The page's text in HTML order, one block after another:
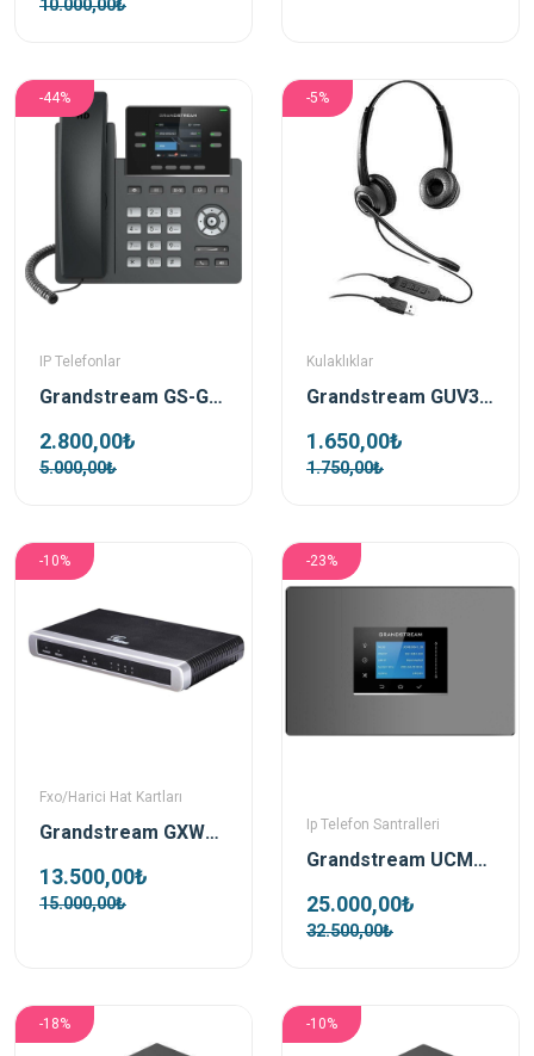
10.000,00₺
-44%
IP Telefonlar
Grandstream GS-GRP2612P Poe Destekli Ip Telefon
2.800,00₺
5.000,00₺
-5%
Kulaklıklar
Grandstream GUV3000 Çift taraflı HD USB Kulaklık
1.650,00₺
1.750,00₺
-10%
Fxo/Harici Hat Kartları
Grandstream GXW4104 4 Port Fxo Harici Hat Gateway
13.500,00₺
15.000,00₺
-23%
Ip Telefon Santralleri
Grandstream UCM6300A Ip Telefon Santrali
25.000,00₺
32.500,00₺
-18% -10%